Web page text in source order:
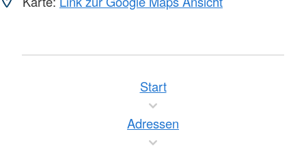
Start
Adressen